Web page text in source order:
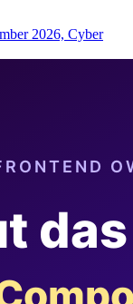
2026, Cyber